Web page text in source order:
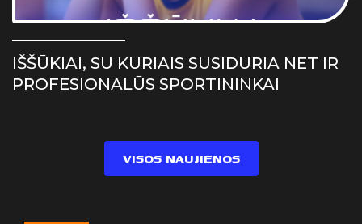
IŠŠŪKIAI, SU KURIAIS SUSIDURIA NET IR
PROFESIONALŪS SPORTININKAI
VISOS NAUJIENOS